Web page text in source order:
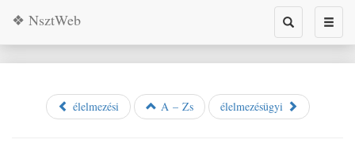
Toggle
search
❖ NsztWeb
élelmezési A – Zs élelmezésügyi